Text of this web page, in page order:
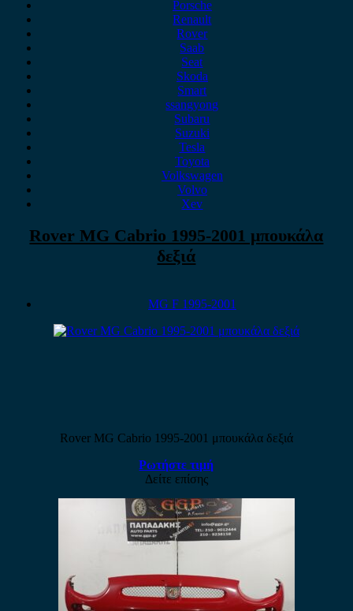
Porsche
Renault
Rover
Saab
Seat
Skoda
Smart
ssangyong
Subaru
Suzuki
Tesla
Toyota
Volkswagen
Volvo
Xev
Rover MG Cabrio 1995-2001 μπουκάλα
δεξιά
MG F 1995-2001
Rover MG Cabrio 1995-2001 μπουκάλα δεξιά
Ρωτήστε τιμή
Δείτε επίσης